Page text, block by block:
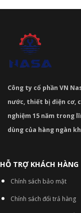
Công ty cổ phần VN
nước, thiết bị điện cơ,
nghiệm 15 năm trong
dùng của hàng ngàn
HỖ TRỢ KHÁCH HÀNG
Chính sách bảo mật
Chính sách đổi trả hàng